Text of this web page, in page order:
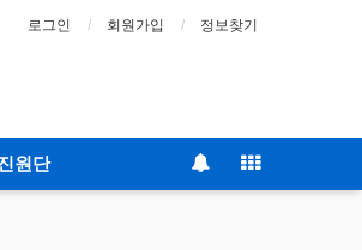
로그인 회원가입 정보찾기
원단